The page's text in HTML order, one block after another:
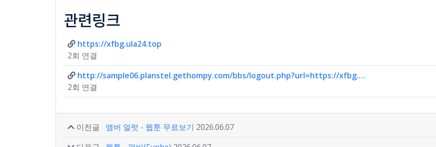
관련링크
https://xfbg.ula24.top
2회 연결
http://sample06.planstel.gethompy.com/bbs/logout.php?url=https://xfbg.…
2회 연결
이전글 앰버 얼럿 - 웹툰 무료보기 2026.06.07